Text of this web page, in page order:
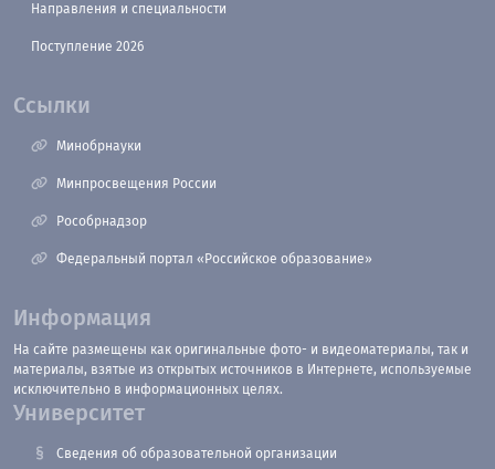
Направления и специальности
Поступление 2026
Ссылки
Минобрнауки
Минпросвещения России
Рособрнадзор
Федеральный портал «Российское образование»
Информация
На сайте размещены как оригинальные фото- и видеоматериалы, так и
материалы, взятые из открытых источников в Интернете, используемые
исключительно в информационных целях.
Университет
Сведения об образовательной организации